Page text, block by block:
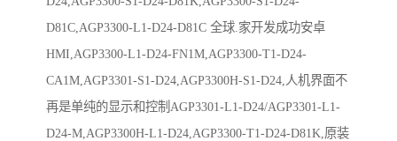
D81C,AGP3300-L1-D24-D81C 全球.家开发成功安卓
HMI,AGP3300-L1-D24-FN1M,AGP3300-T1-D24-
CA1M,AGP3301-S1-D24,AGP3300H-S1-D24,人机界面不
再是单纯的显示和控制AGP3301-L1-D24/AGP3301-L1-
D24-M,AGP3300H-L1-D24,AGP3300-T1-D24-D81K,原装